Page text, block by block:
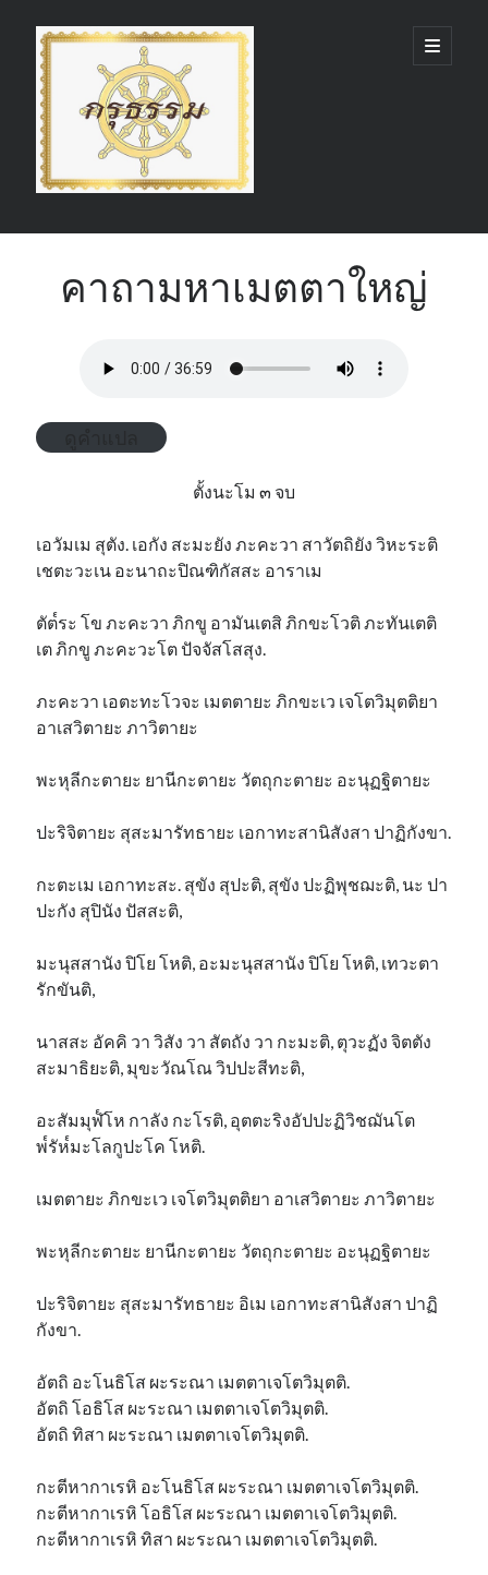
กรุ
ธรรม
(GruDhamma.com)
open
primary
Sidebar
คาถามหาเมตตาใหญ่
ตั้งนะโม ๓ จบ
เอวัมเม สุตัง. เอกัง สะมะยัง ภะคะวา สาวัตถิยัง วิหะระติ
เชตะวะเน อะนาถะปิณฑิกัสสะ อาราเม
ตัต๎ระ โข ภะคะวา ภิกขู อามันเตสิ ภิกขะโวติ ภะทันเตติ
เต ภิกขู ภะคะวะโต ปัจจัสโสสุง.
ภะคะวา เอตะทะโวจะ เมตตายะ ภิกขะเว เจโตวิมุตติยา
อาเสวิตายะ ภาวิตายะ
พะหุลีกะตายะ ยานีกะตายะ วัตถุกะตายะ อะนุฏฐิตายะ
ปะริจิตายะ สุสะมารัทธายะ เอกาทะสานิสังสา ปาฏิกังขา.
กะตะเม เอกาทะสะ. สุขัง สุปะติ, สุขัง ปะฏิพุชฌะติ, นะ ปา
ปะกัง สุปินัง ปัสสะติ,
มะนุสสานัง ปิโย โหติ, อะมะนุสสานัง ปิโย โหติ, เทวะตา
รักขันติ,
นาสสะ อัคคิ วา วิสัง วา สัตถัง วา กะมะติ, ตุวะฏัง จิตตัง
สะมาธิยะติ, มุขะวัณโณ วิปปะสีทะติ,
อะสัมมุฬ๎โห กาลัง กะโรติ, อุตตะริงอัปปะฏิวิชฌันโต
พ๎รัห๎มะโลกูปะโค โหติ.
เมตตายะ ภิกขะเว เจโตวิมุตติยา อาเสวิตายะ ภาวิตายะ
พะหุลีกะตายะ ยานีกะตายะ วัตถุกะตายะ อะนุฏฐิตายะ
ปะริจิตายะ สุสะมารัทธายะ อิเม เอกาทะสานิสังสา ปาฏิ
กังขา.
อัตถิ อะโนธิโส ผะระณา เมตตาเจโตวิมุตติ.
อัตถิ โอธิโส ผะระณา เมตตาเจโตวิมุตติ.
อัตถิ ทิสา ผะระณา เมตตาเจโตวิมุตติ.
กะตีหากาเรหิ อะโนธิโส ผะระณา เมตตาเจโตวิมุตติ.
กะตีหากาเรหิ โอธิโส ผะระณา เมตตาเจโตวิมุตติ.
กะตีหากาเรหิ ทิสา ผะระณา เมตตาเจโตวิมุตติ.